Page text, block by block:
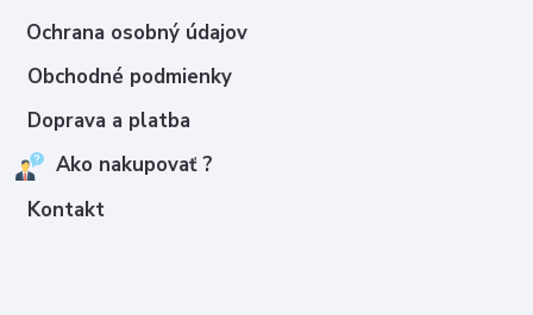
Ochrana osobný údajov
Obchodné podmienky
Doprava a platba
Ako nakupovať ?
Kontakt